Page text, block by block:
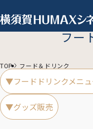
フー
TOP フード＆ドリンク
▼フードドリンクメニュ
▼グッズ販売